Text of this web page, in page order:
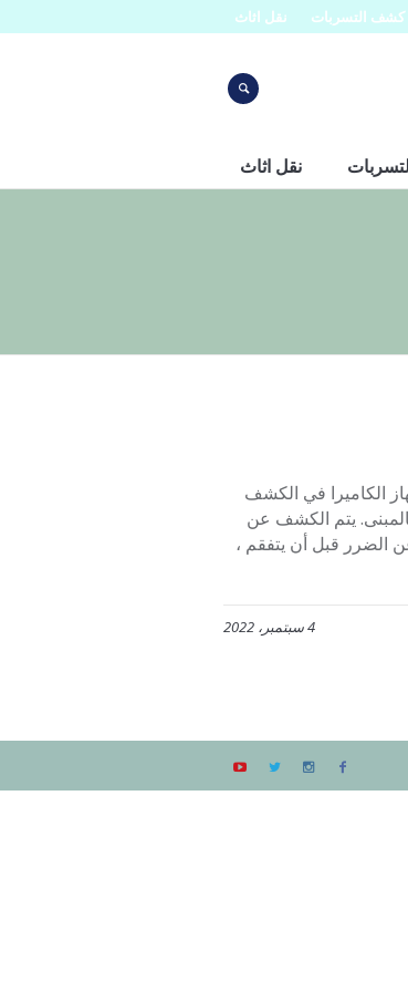
كشف التسربات نقل اثاث
نقل اثاث
الكاميرا في الكشف
يتم الكشف عن
الضرر قبل أن يتفقم ،
4 سبتمبر، 2022